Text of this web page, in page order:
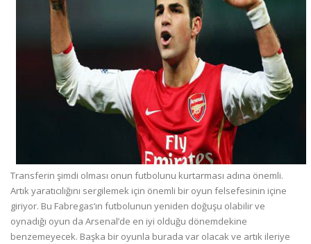
Transferin şimdi olması onun futbolunu kurtarması adına önemli.
Artık yaratıcılığını sergilemek için önemli bir oyun felsefesinin içine
giriyor. Bu Fabregas’ın futbolunun yeniden doğuşu olabilir ve
oynadığı oyun da Arsenal’de en iyi olduğu dönemdekine
benzemeyecek. Başka bir oyunla burada var olacak ve artık ileriye